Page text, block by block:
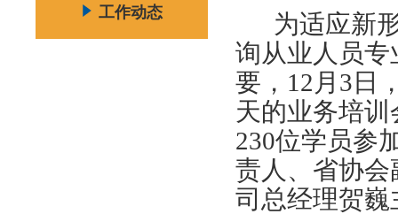
工作动态
为适应新
询从业人员
要， 12月3日
天的业务培
230位学员参
责人、省协
司总经理贺巍